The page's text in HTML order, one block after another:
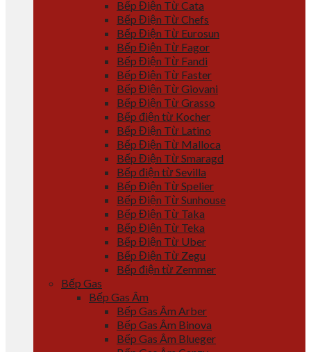
Bếp Điện Từ Cata
Bếp Điện Từ Chefs
Bếp Điện Từ Eurosun
Bếp Điện Từ Fagor
Bếp Điện Từ Fandi
Bếp Điện Từ Faster
Bếp Điện Từ Giovani
Bếp Điện Từ Grasso
Bếp điện từ Kocher
Bếp Điện Từ Latino
Bếp Điện Từ Malloca
Bếp Điện Từ Smaragd
Bếp điện từ Sevilla
Bếp Điện Từ Spelier
Bếp Điện Từ Sunhouse
Bếp Điện Từ Taka
Bếp Điện Từ Teka
Bếp Điện Từ Uber
Bếp Điện Từ Zegu
Bếp điện từ Zemmer
Bếp Gas
Bếp Gas Âm
Bếp Gas Âm Arber
Bếp Gas Âm Binova
Bếp Gas Âm Blueger